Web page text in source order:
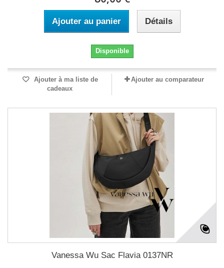
Ajouter au panier Détails
Disponible
Ajouter à ma liste de
cadeaux
Ajouter au comparateur
Vanessa Wu Sac Flavia 0137NR